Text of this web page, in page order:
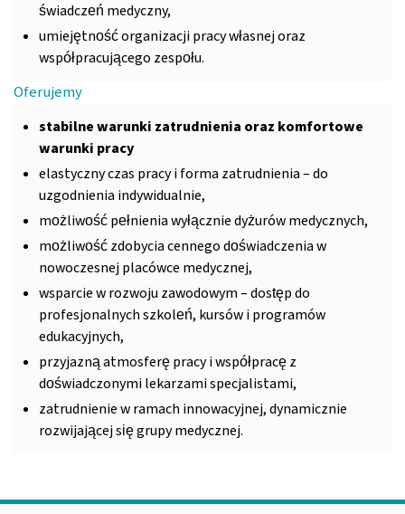
świadczeń medyczny,
umiejętność organizacji pracy własnej oraz
współpracującego zespołu.
Oferujemy
stabilne warunki zatrudnienia oraz komfortowe
warunki pracy
elastyczny czas pracy i forma zatrudnienia – do
uzgodnienia indywidualnie,
możliwość pełnienia wyłącznie dyżurów medycznych,
możliwość zdobycia cennego doświadczenia w
nowoczesnej placówce medycznej,
wsparcie w rozwoju zawodowym – dostęp do
profesjonalnych szkoleń, kursów i programów
edukacyjnych,
przyjazną atmosferę pracy i współpracę z
doświadczonymi lekarzami specjalistami,
zatrudnienie w ramach innowacyjnej, dynamicznie
rozwijającej się grupy medycznej.